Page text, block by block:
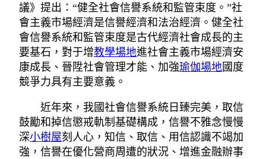
議》提出：“健全社會信譽系統和監管束度。”社
會主義市場經濟是信譽經濟和法治經濟。健全社
會信譽系統和監管束度是古代經濟社會成長的主
要基石，對于增教學場地進社會主義市場經濟安
康成長、晉陞社會管理才能、加強瑜伽場地國度
競爭力具有主要意義。
近年來，我國社會信譽系統日臻完美，取信
鼓勵和掉信懲戒軌制基礎構成，信譽不雅念慢慢
深小樹屋刻人心，知信、取信、用信認識不竭加
強，信譽在優化營商周遭的狀況、增進金融辦事